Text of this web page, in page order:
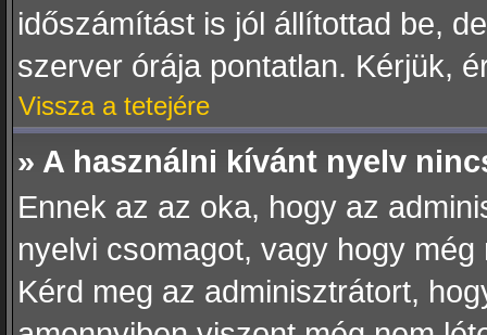
időszámítást is jól állítottad be,
szerver órája pontatlan. Kérjük,
Vissza a tetejére
» A használni kívánt nyelv
Ennek az az oka, hogy az
nyelvi csomagot, vagy hogy
Kérd meg az adminisztrátort,